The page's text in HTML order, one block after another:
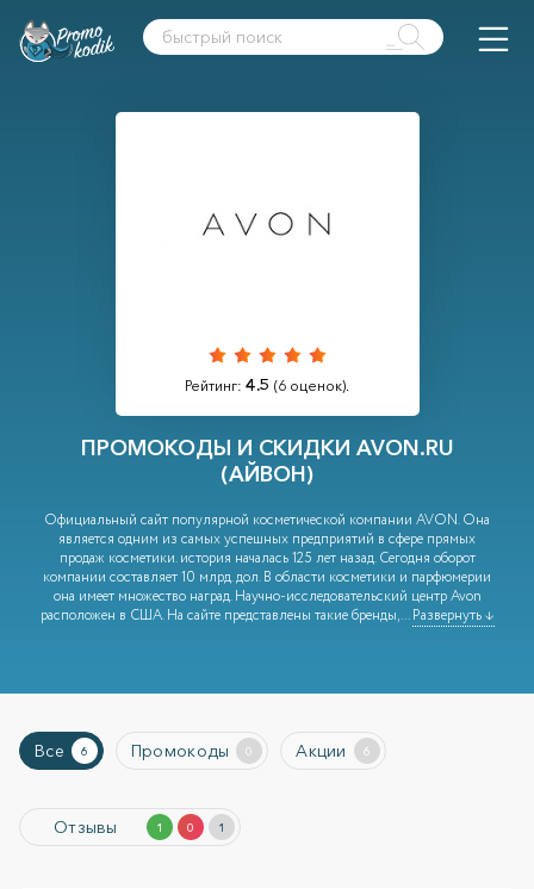
Рейтинг: 4.5 (6 оценок).
ПРОМОКОДЫ И СКИДКИ AVON.RU
(АЙВОН)
Официальный сайт популярной косметической компании AVON. Она
является одним из самых успешных предприятий в сфере прямых
продаж косметики. история началась 125 лет назад. Сегодня оборот
компании составляет 10 млрд. дол. В области косметики и парфюмерии
она имеет множество наград. Научно-исследовательский центр Avon
расположен в США. На сайте представлены такие бренды,...Развернуть ↓
Все 6 Промокоды 0 Акции 6
Отзывы 1 0 1